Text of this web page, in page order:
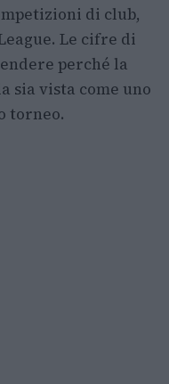
di club,
Le cifre di
perché la
sia vista come uno
torneo.